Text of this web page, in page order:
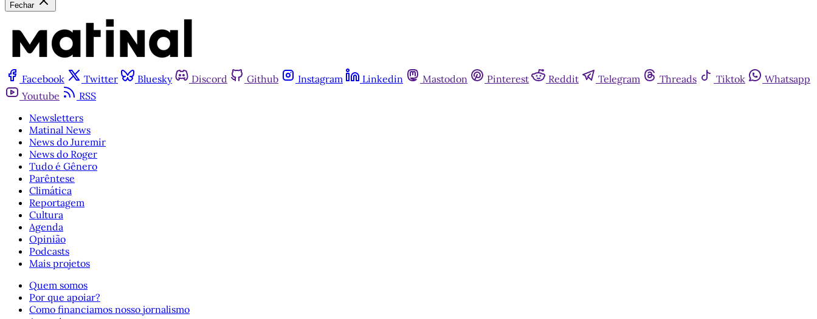
Fechar
Facebook Twitter Bluesky Discord Github Instagram Linkedin Mastodon Pinterest Reddit Telegram Threads Tiktok
Whatsapp
Youtube
RSS
Newsletters
Matinal News
News do Juremir
News do Roger
Tudo é Gênero
Parêntese
Climática
Reportagem
Cultura
Agenda
Opinião
Podcasts
Mais projetos
Quem somos
Por que apoiar?
Como financiamos nosso jornalismo